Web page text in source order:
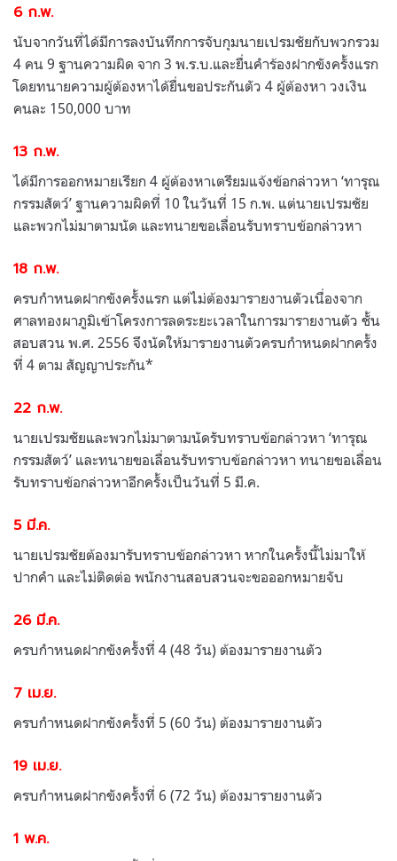
6 ก.พ.
นับจากวันที่ได้มีการลงบันทึกการจับกุมนายเปรมชัยกับพวกรวม
4 คน 9 ฐานความผิด จาก 3 พ.ร.บ.และยื่นคำร้องฝากขังครั้งแรก
โดยทนายความผู้ต้องหาได้ยื่นขอประกันตัว 4 ผู้ต้องหา วงเงิน
คนละ 150,000 บาท
13 ก.พ.
ได้มีการออกหมายเรียก 4 ผู้ต้องหาเตรียมแจ้งข้อกล่าวหา ‘ทารุณ
กรรมสัตว์’ ฐานความผิดที่ 10 ในวันที่ 15 ก.พ. แต่นายเปรมชัย
และพวกไม่มาตามนัด และทนายขอเลื่อนรับทราบข้อกล่าวหา
18 ก.พ.
ครบกำหนดฝากขังครั้งแรก แต่ไม่ต้องมารายงานตัวเนื่องจาก
ศาลทองผาภูมิเข้าโครงการลดระยะเวลาในการมารายงานตัว ชั้น
สอบสวน พ.ศ. 2556 จึงนัดให้มารายงานตัวครบกำหนดฝากครั้ง
ที่ 4 ตาม สัญญาประกัน*
22 ก.พ.
นายเปรมชัยและพวกไม่มาตามนัดรับทราบข้อกล่าวหา ‘ทารุณ
กรรมสัตว์’ และทนายขอเลื่อนรับทราบข้อกล่าวหา ทนายขอเลื่อน
รับทราบข้อกล่าวหาอีกครั้งเป็นวันที่ 5 มี.ค.
5 มี.ค.
นายเปรมชัยต้องมารับทราบข้อกล่าวหา หากในครั้งนี้ไม่มาให้
ปากคำ และไม่ติดต่อ พนักงานสอบสวนจะขอออกหมายจับ
26 มี.ค.
ครบกำหนดฝากขังครั้งที่ 4 (48 วัน) ต้องมารายงานตัว
7 เม.ย.
ครบกำหนดฝากขังครั้งที่ 5 (60 วัน) ต้องมารายงานตัว
19 เม.ย.
ครบกำหนดฝากขังครั้งที่ 6 (72 วัน) ต้องมารายงานตัว
1 พ.ค.